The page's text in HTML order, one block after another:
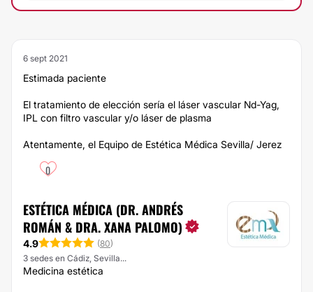
6 sept 2021
Estimada paciente
El tratamiento de elección sería el láser vascular Nd-Yag,
IPL con filtro vascular y/o láser de plasma
Atentamente, el Equipo de Estética Médica Sevilla/ Jerez
0
ESTÉTICA MÉDICA (DR. ANDRÉS
ROMÁN & DRA. XANA PALOMO)
4.9 (80)
3 sedes en Cádiz, Sevilla...
Medicina estética